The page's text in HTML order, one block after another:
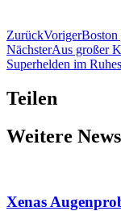
ZurückVorigerBoston
NächsterAus großer
Superhelden im
Teilen
Weitere News
Xenas